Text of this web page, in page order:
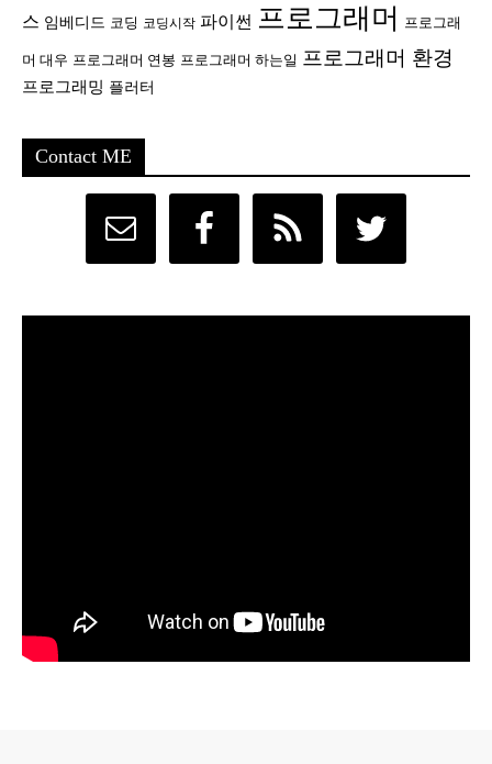
스 임베디드 코딩 코딩시작 파이썬 프로그래머 프로그래
머 대우 프로그래머 연봉 프로그래머 하는일 프로그래머 환경
프로그래밍 플러터
Contact ME